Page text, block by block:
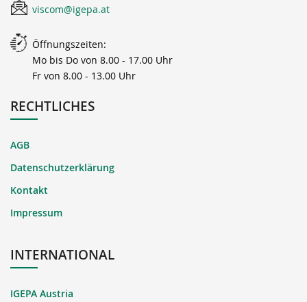
viscom@igepa.at
Öffnungszeiten:
Mo bis Do von 8.00 - 17.00 Uhr
Fr von 8.00 - 13.00 Uhr
RECHTLICHES
AGB
Datenschutzerklärung
Kontakt
Impressum
INTERNATIONAL
IGEPA Austria